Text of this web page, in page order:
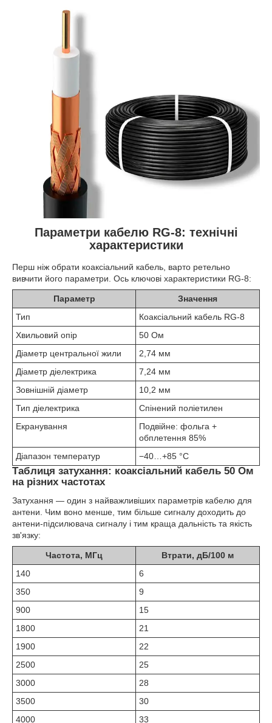
Параметри кабелю RG-8: технічні
характеристики
Перш ніж обрати коаксіальний кабель, варто ретельно
вивчити його параметри. Ось ключові характеристики RG-8:
Параметр
Значення
Тип
Коаксіальний кабель RG-8
Хвильовий опір
50 Ом
Діаметр центральної жили
2,74 мм
Діаметр діелектрика
7,24 мм
Зовнішній діаметр
10,2 мм
Тип діелектрика
Спінений поліетилен
Екранування
Подвійне: фольга +
обплетення 85%
Діапазон температур
−40…+85 °C
Таблиця затухання: коаксіальний кабель 50 Ом
на різних частотах
Затухання — один з найважливіших параметрів кабелю для
антени. Чим воно менше, тим більше сигналу доходить до
антени-підсилювача сигналу і тим краща дальність та якість
зв'язку:
Частота, МГц
Втрати, дБ/100 м
140
6
350
9
900
15
1800
21
1900
22
2500
25
3000
28
3500
30
4000
33